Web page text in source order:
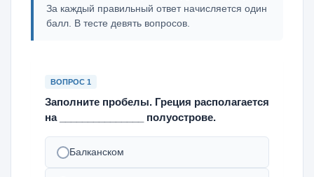
За каждый правильный ответ начисляется один
балл. В тесте девять вопросов.
ВОПРОС 1
Заполните пробелы. Греция располагается
на _______________ полуострове.
Балканском